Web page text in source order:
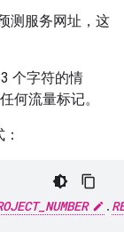
测服务网址，这
个字符的情
何流量标记。
.